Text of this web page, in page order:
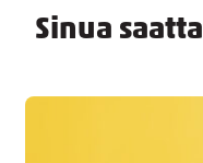
Sinua